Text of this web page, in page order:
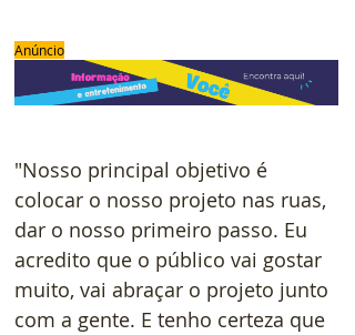
Anúncio
"Nosso principal objetivo é
colocar o nosso projeto nas ruas,
dar o nosso primeiro passo. Eu
acredito que o público vai gostar
muito, vai abraçar o projeto junto
com a gente. E tenho certeza que